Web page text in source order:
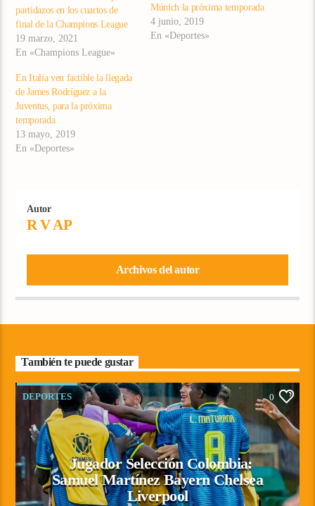
partidazos en los cuartos de
final de la Champions League
19 marzo, 2021
En «Champions League»
Múnich la próxima temporada
4 junio, 2019
En «Deportes»
En Italia ven factible la llegada
de James Rodríguez a la
Juventus, para la próxima
temporada
13 mayo, 2019
En «Deportes»
Autor
R V AP
Archivos del autor
También te puede gustar
DEPORTES 0
Jugador Selección Colombia:
Samuel Martínez Bayern Chelsea
Liverpool